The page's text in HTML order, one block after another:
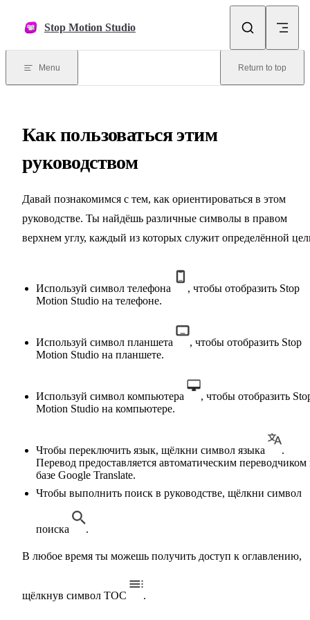
Stop Motion Studio
Menu Return to top
Как пользоваться этим
руководством
Давай познакомимся с тем, как ориентироваться в этом
руководстве. Ты найдёшь различные символы в правом
верхнем углу, каждый из которых служит определённой
Используй символ телефона
, чтобы отобразить Stop
Motion Studio на телефоне.
Используй символ планшета
, чтобы отобразить Stop
Motion Studio на планшете.
Используй символ компьютера
, чтобы отобразить
Motion Studio на компьютере.
Чтобы переключить язык, щёлкни символ языка
.
Перевод предоставляется автоматическим переводчиком
базе Google Translate.
Чтобы выполнить поиск в руководстве, щёлкни символ
поиска .
В любое время ты можешь получить доступ к оглавлению,
щёлкнув символ TOC .